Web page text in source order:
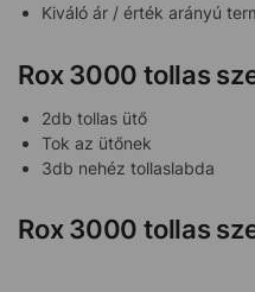
Kiváló ár / érték arányú
Rox 3000 tollas
2db tollas ütő
Tok az ütőnek
3db nehéz tollaslabda
Rox 3000 tollas